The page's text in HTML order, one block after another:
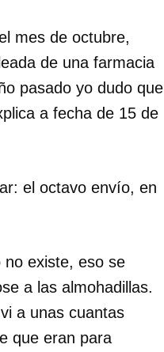
mes de octubre,
de una farmacia
pasado yo dudo que
a fecha de 15 de
el octavo envío, en
no existe, eso se
a las almohadillas.
a unas cuantas
que eran para